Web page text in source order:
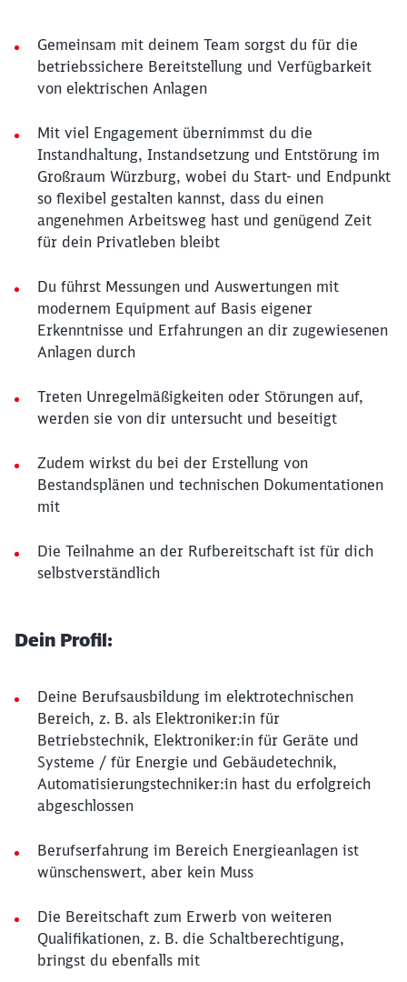
Gemeinsam mit deinem Team sorgst du für die
betriebssichere Bereitstellung und Verfügbarkeit
von elektrischen Anlagen
Mit viel Engagement übernimmst du die
Instandhaltung, Instandsetzung und Entstörung im
Großraum Würzburg, wobei du Start- und Endpunkt
so flexibel gestalten kannst, dass du einen
angenehmen Arbeitsweg hast und genügend Zeit
für dein Privatleben bleibt
Du führst Messungen und Auswertungen mit
modernem Equipment auf Basis eigener
Erkenntnisse und Erfahrungen an dir zugewiesenen
Anlagen durch
Treten Unregelmäßigkeiten oder Störungen auf,
werden sie von dir untersucht und beseitigt
Zudem wirkst du bei der Erstellung von
Bestandsplänen und technischen Dokumentationen
mit
Die Teilnahme an der Rufbereitschaft ist für dich
selbstverständlich
Dein Profil:
Deine Berufsausbildung im elektrotechnischen
Bereich, z. B. als Elektroniker:in für
Betriebstechnik, Elektroniker:in für Geräte und
Systeme / für Energie und Gebäudetechnik,
Automatisierungstechniker:in hast du erfolgreich
abgeschlossen
Berufserfahrung im Bereich Energieanlagen ist
wünschenswert, aber kein Muss
Die Bereitschaft zum Erwerb von weiteren
Qualifikationen, z. B. die Schaltberechtigung,
bringst du ebenfalls mit